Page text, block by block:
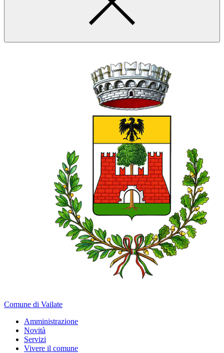
Comune di Vailate
Amministrazione
Novità
Servizi
Vivere il comune